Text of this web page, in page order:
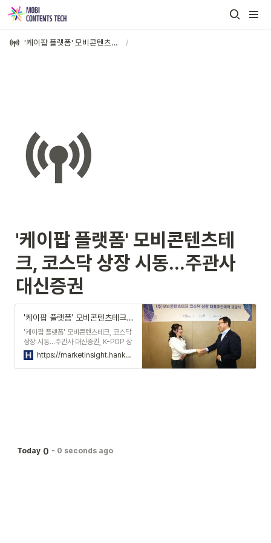
'케이팝 플랫폼' 모비콘텐츠테크, 코스닥 상장 시동...주관사 대신증권 /
'케이팝 플랫폼' 모비콘텐츠테
크, 코스닥 상장 시동...주관사
대신증권
'케이팝 플랫폼' 모비콘텐츠테크, 코스닥 상장 시동...주관사 대신증권
'케이팝 플랫폼' 모비콘텐츠테크, 코스닥
상장 시동...주관사 대신증권, K-POP 상
품 유통 플랫폼 '코코다이브' 운영사 내년
하반기 코스닥 시장 상장 도전
https://marketinsight.hankyung.com/article/202402235286r
Today 0 - 0 seconds ago